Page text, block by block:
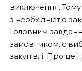
виключення.
з необхідністю
Головним
замовником, є
закупівлі. Про це